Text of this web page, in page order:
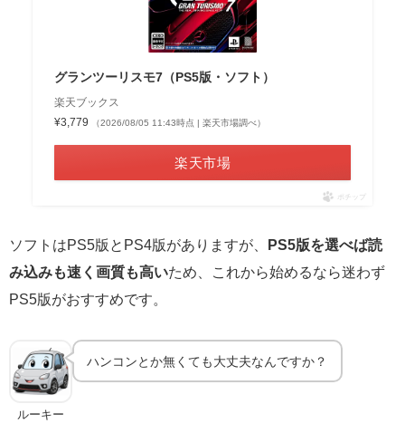
グランツーリスモ7（PS5版・ソフト）
楽天ブックス
¥3,779
（2026/08/05 11:43時点 | 楽天市場調べ）
楽天市場
ポチップ
ソフトはPS5版とPS4版がありますが、
PS5版を選べば読
み込みも速く画質も高いため、これから始めるなら迷わず
PS5版がおすすめです。
ルーキー
ハンコンとか無くても大丈夫なんですか？